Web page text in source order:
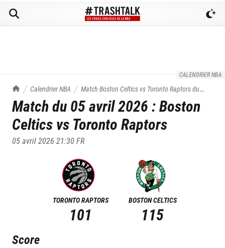
CALENDRIER NBA
TrashTalk Actu NBA
Calendrier NBA Match Boston Celtics vs Toronto Raptorsdu
05/04/2026
Match du 05 avril 2026 :Boston
Celtics vs Toronto Raptors
05 avril 2026 21:30FR
TORONTO RAPTORS
101
BOSTON CELTICS
115
Score